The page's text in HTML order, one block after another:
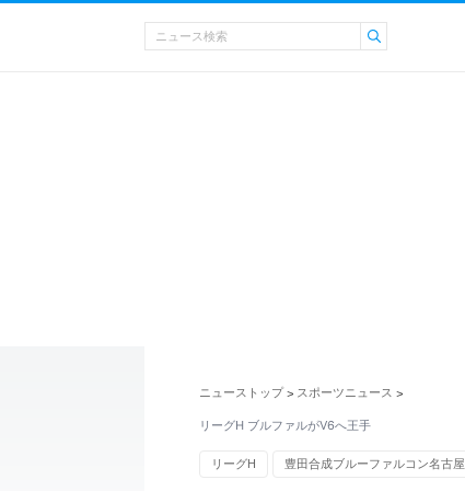
ニューストップ > スポーツニュース >
リーグH ブルファルがV6へ王手
リーグH 豊田合成ブルーファルコン名古屋